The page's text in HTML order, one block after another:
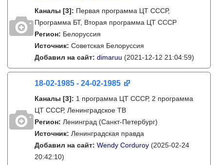
Каналы [3]: Первая программа ЦТ СССР,
Программа БТ, Вторая программа ЦТ СССР
Регион: Белоруссия
Источник: Советская Белоруссия
Добавил на сайт: dimaruu (2021-12-12 21:04:59)
18-02-1985 - 24-02-1985
Каналы [3]: 1 программа ЦТ СССР, 2 программа
ЦТ СССР, Ленинградское ТВ
Регион: Ленинград (Санкт-Петербург)
Источник: Ленинградская правда
Добавил на сайт: Wendy Corduroy (2025-02-24
20:42:10)